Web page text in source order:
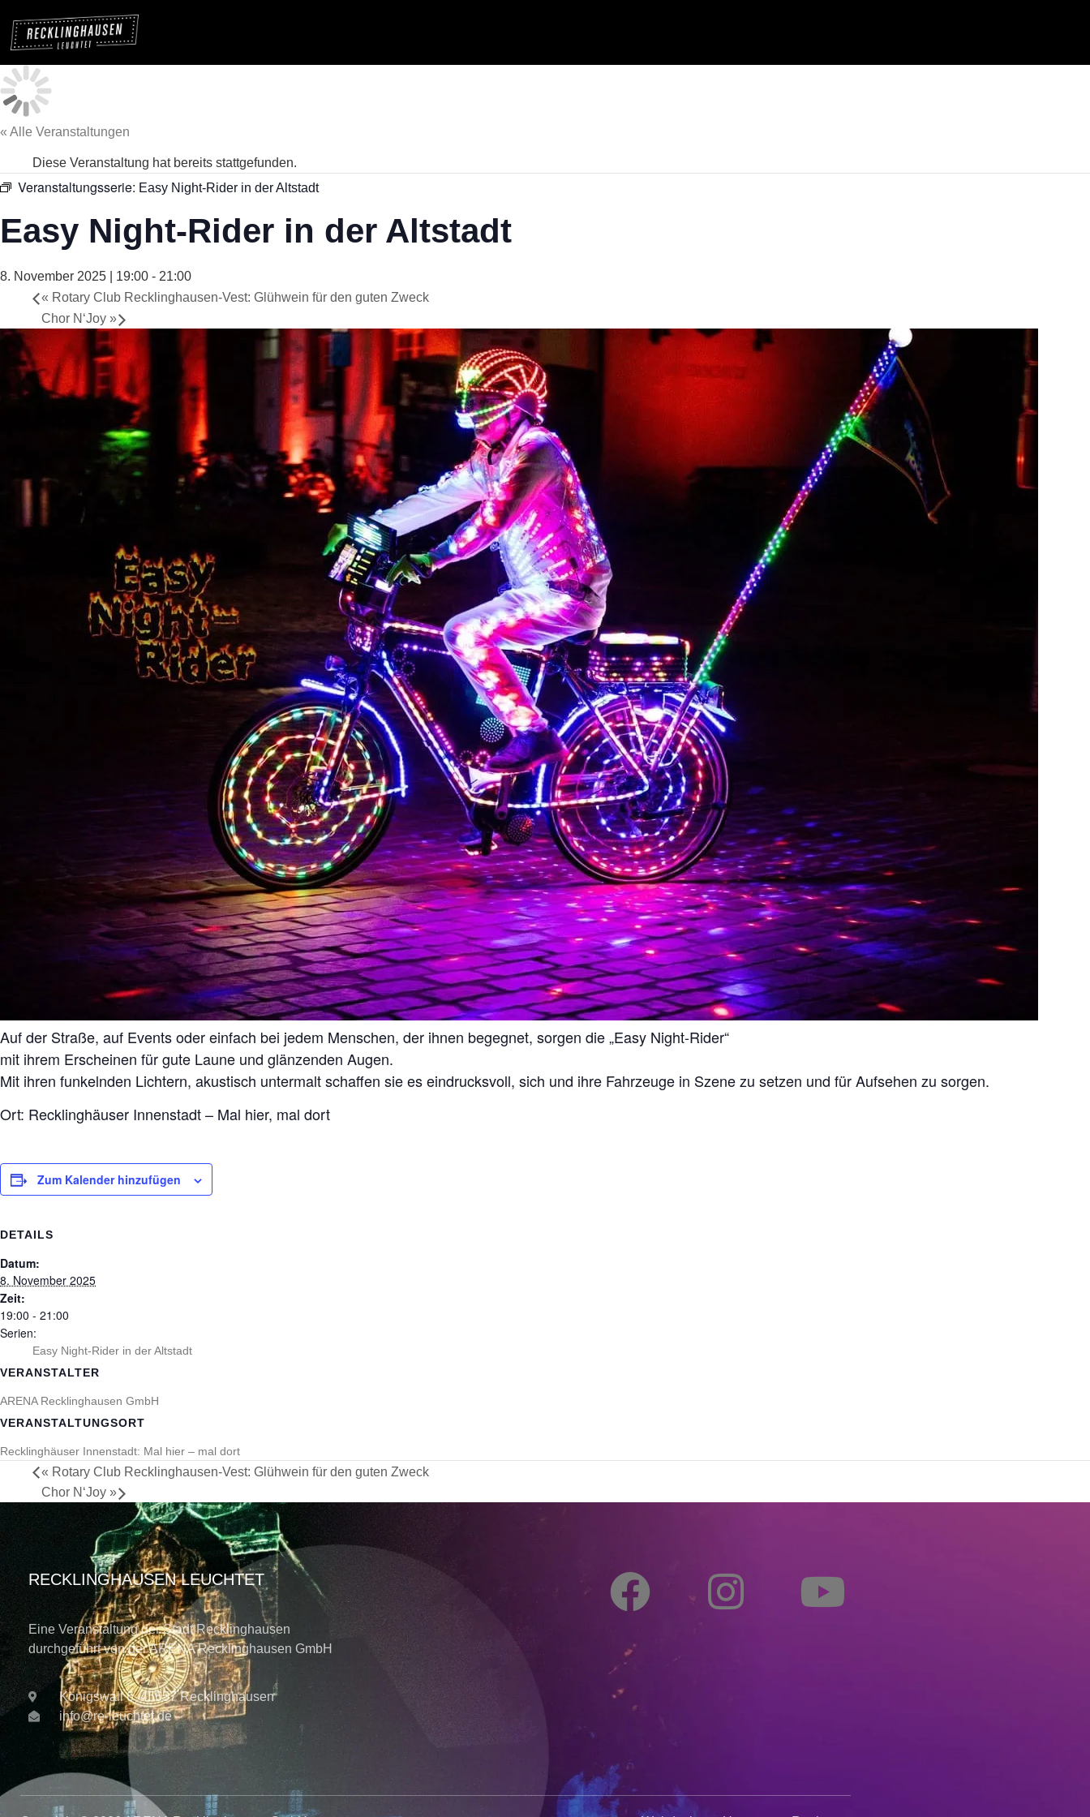
« Alle Veranstaltungen
Diese Veranstaltung hat bereits stattgefunden.
Veranstaltungsserie: Easy Night-Rider in der Altstadt
Easy Night-Rider in der Altstadt
8. November 2025 | 19:00 - 21:00
« Rotary Club Recklinghausen-Vest: Glühwein für den guten Zweck
Chor N‘Joy »
Auf der Straße, auf Events oder einfach bei jedem Menschen, der ihnen begegnet, sorgen die „Easy Night-Rider“
mit ihrem Erscheinen für gute Laune und glänzenden Augen.
Mit ihren funkelnden Lichtern, akustisch untermalt schaffen sie es eindrucksvoll, sich und ihre Fahrzeuge in Szene zu setzen und für Aufsehen zu sorgen.
Ort: Recklinghäuser Innenstadt – Mal hier, mal dort
Zum Kalender hinzufügen
DETAILS
Datum:
8. November 2025
Zeit:
19:00 - 21:00
Serien:
Easy Night-Rider in der Altstadt
VERANSTALTER
ARENA Recklinghausen GmbH
VERANSTALTUNGSORT
Recklinghäuser Innenstadt: Mal hier – mal dort
« Rotary Club Recklinghausen-Vest: Glühwein für den guten Zweck
Chor N‘Joy »
RECKLINGHAUSEN LEUCHTET
Eine Veranstaltung der Stadt Recklinghausen
durchgeführt von der ARENA Recklinghausen GmbH
Königswall 6, 45657 Recklinghausen
info@re-leuchtet.de